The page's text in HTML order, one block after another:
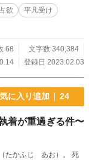
、ヒロインのマリアが
マリアに興味がなく、
受けではありませんの
ですが、男女カップリ
欲
平凡受け
68
文字数 340,384
登録日 2023.02.03
に入り追加 24
着が重過ぎる件〜
たかふじ あお）。 死